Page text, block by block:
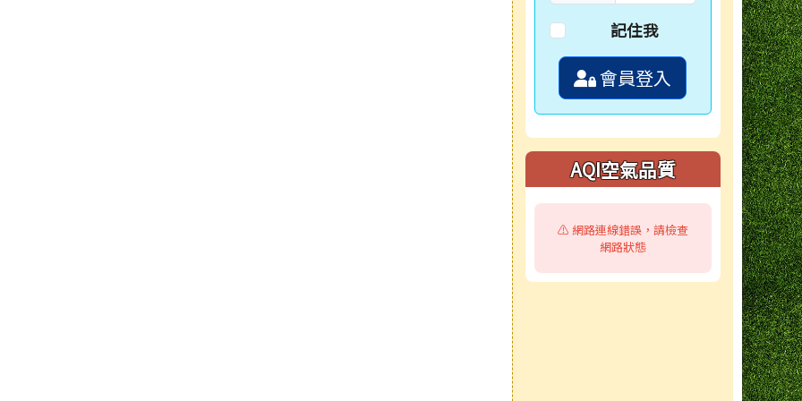
記住我
會員登入
AQI空氣品質
⚠️ 網路連線錯誤，請檢查
網路狀態